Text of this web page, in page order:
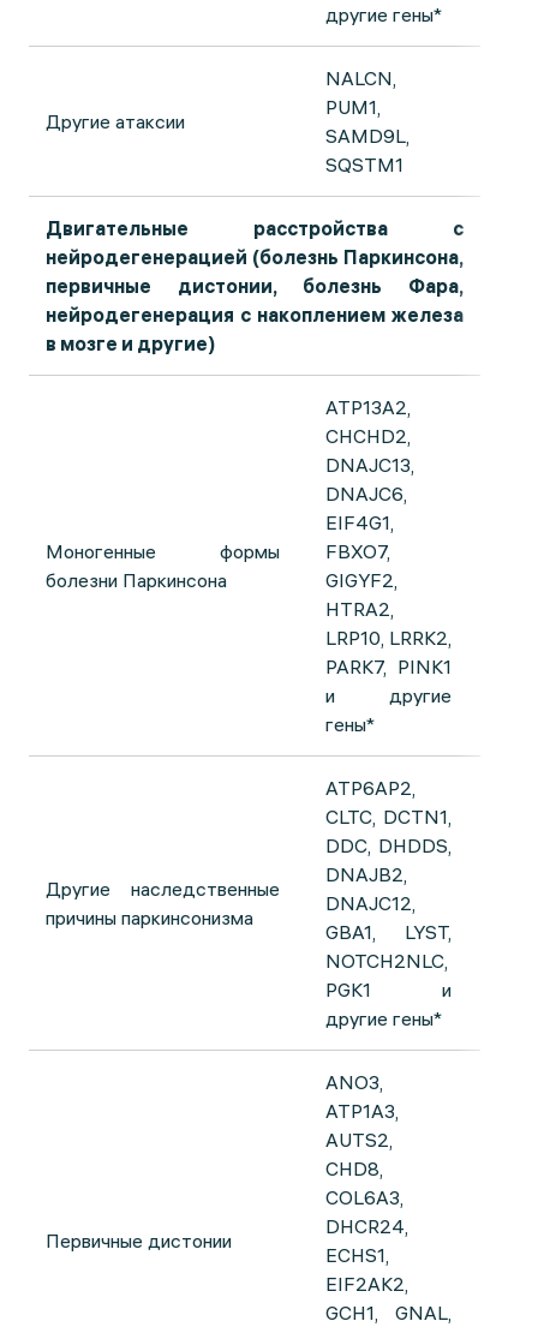
другие гены*
Другие атаксии
NALCN,
PUM1,
SAMD9L,
SQSTM1
Двигательные расстройства с
нейродегенерацией (болезнь Паркинсона,
первичные дистонии, болезнь Фара,
нейродегенерация с накоплением железа
в мозге и другие)
Моногенные формы
болезни Паркинсона
ATP13A2,
CHCHD2,
DNAJC13,
DNAJC6,
EIF4G1,
FBXO7,
GIGYF2,
HTRA2,
LRP10, LRRK2,
PARK7, PINK1
и другие
гены*
Другие наследственные
причины паркинсонизма
ATP6AP2,
CLTC, DCTN1,
DDC, DHDDS,
DNAJB2,
DNAJC12,
GBA1, LYST,
NOTCH2NLC,
PGK1 и
другие гены*
Первичные дистонии
ANO3,
ATP1A3,
AUTS2,
CHD8,
COL6A3,
DHCR24,
ECHS1,
EIF2AK2,
GCH1, GNAL,